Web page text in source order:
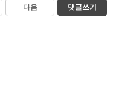
다음 댓글쓰기